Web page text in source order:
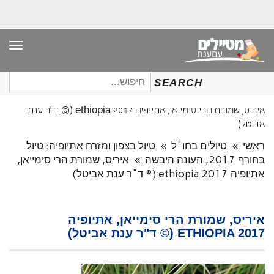
SEARCH
חיפוש
עבור:
איריס, שמורת הרי סימייאן, אתיופיה ethiopia 2017 (© ד"ר ענת
אביטל)
ראשי » טיולים בחו"ל » טיול בצפון ומזרח אתיופיה: טיול
בחורף 2017, העונה היבשה
» איריס, שמורת הרי סימייאן,
אתיופיה ethiopia 2017 (© ד"ר ענת אביטל)
איריס, שמורת הרי סימייאן, אתיופיה
ETHIOPIA 2017 (© ד"ר ענת אביטל)